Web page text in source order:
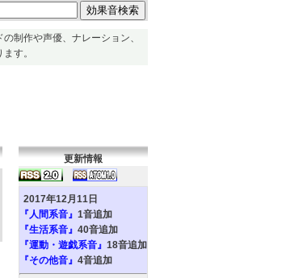
制作や声優、ナレーション、
す。
更新情報
2017年12月11日
『人間系音』 1音追加
『生活系音』 40音追加
『運動・遊戯系音』 18音追加
『その他音』 4音追加